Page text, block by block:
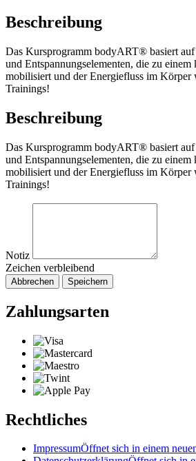
Beschreibung
Das Kursprogramm bodyART® basiert
und Entspannungselementen, die zu
mobilisiert und der Energiefluss im Körper
Trainings!
Beschreibung
Das Kursprogramm bodyART® basiert
und Entspannungselementen, die zu
mobilisiert und der Energiefluss im Körper
Trainings!
Notiz
Zeichen verbleibend
Abbrechen Speichern
Zahlungsarten
Rechtliches
ImpressumÖffnet sich in einem